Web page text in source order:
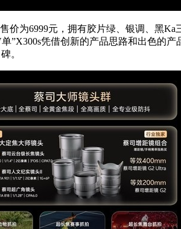
价为6999元，拥有胶片绿、银调、黑
”X300s凭借创新的产品思路和出色的
。